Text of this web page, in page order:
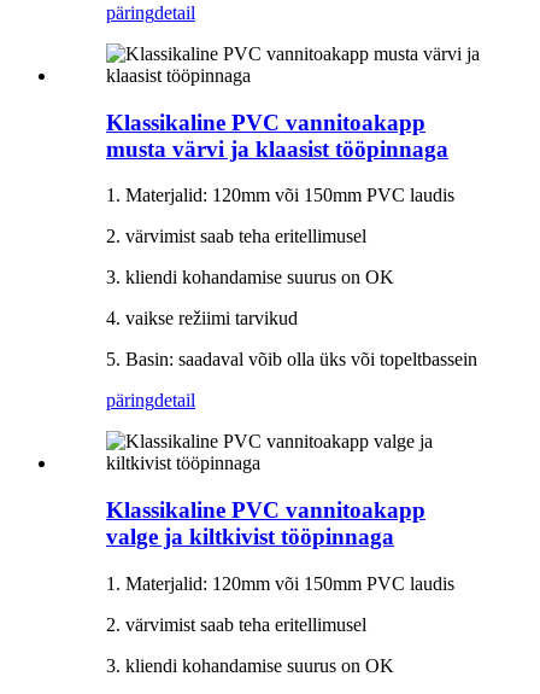
päringdetail
Klassikaline PVC vannitoakapp
musta värvi ja klaasist tööpinnaga
1. Materjalid: 120mm või 150mm PVC laudis
2. värvimist saab teha eritellimusel
3. kliendi kohandamise suurus on OK
4. vaikse režiimi tarvikud
5. Basin: saadaval võib olla üks või topeltbassein
päringdetail
Klassikaline PVC vannitoakapp
valge ja kiltkivist tööpinnaga
1. Materjalid: 120mm või 150mm PVC laudis
2. värvimist saab teha eritellimusel
3. kliendi kohandamise suurus on OK